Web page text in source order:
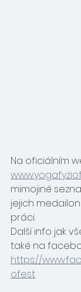
Na oficiálním
mimojiné
jejich
práci.
Další info jak
také na
https://
ofest